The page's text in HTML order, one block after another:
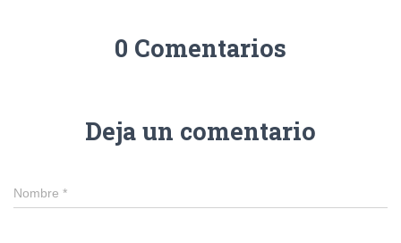
0 Comentarios
Deja un comentario
Nombre *